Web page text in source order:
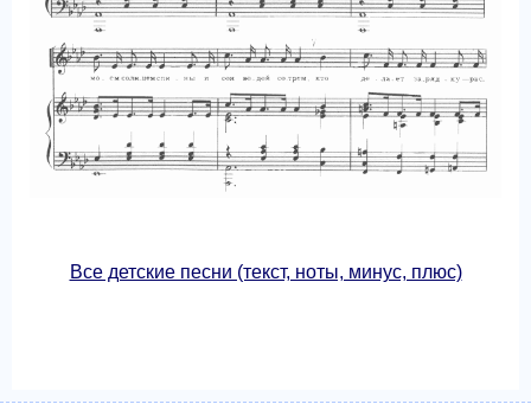
Все детские песни (текст, ноты, минус, плюс)